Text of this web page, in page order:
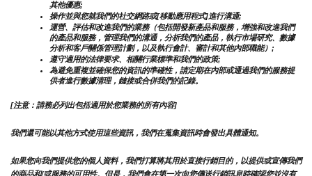
其他優惠;
操作並與您就我們的社交網路或[移動應用程式]進行溝通;
運營、評估和改進我們的業務（包括開發新產品和服務，增強和改進我們
的產品和服務，管理我們的溝通，分析我們的產品，執行市場研究、數據
分析和客戶關係管理計劃，以及執行會計、審計和其他內部職能）;
遵守適用的法律要求、相關行業標準和我們的政策;
為避免重複並確保您的資訊的準確性，請定期在內部或通過我們的服務提
供者進行數據清理，鏈接或合併我們的記錄。
[注意：請務必列出包括適用於您業務的所有內容]
我們還可能以其他方式使用這些資訊，我們在蒐集資訊時會發出具體通知。
如果您向我們提供您的個人資料，我們打算將其用於直接行銷目的，以提供或宣傳我們
的商品和/或服務的可用性。但是，我們會在第一次向您傳送行銷訊息時確認您並沒有